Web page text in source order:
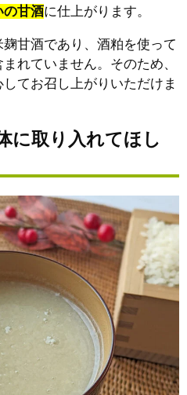
の甘酒に仕上がります。
甘酒であり、酒粕を使って
れていません。そのため、
てお召し上がりいただけま
に取り入れてほし